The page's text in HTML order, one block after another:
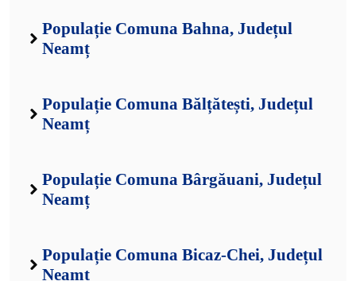
Populație Comuna Bahna, Județul
Neamț
Populație Comuna Bălțătești, Județul
Neamț
Populație Comuna Bârgăuani, Județul
Neamț
Populație Comuna Bicaz-Chei, Județul
Neamț